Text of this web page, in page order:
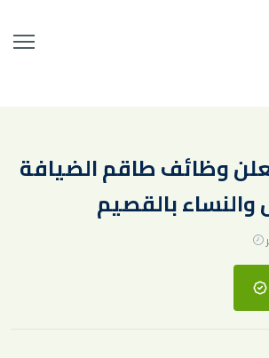
وظائف طاقم الضيافة
والنساء بالقصيم